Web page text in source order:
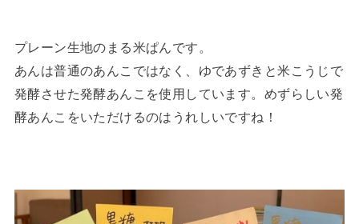
プレーン生地のまる米ぱんです。
あんは普通のあんこではなく、ゆであずきと米こうじで
発酵させた発酵あんこを使用しています。めずらしい発
酵あんこをいただけるのはうれしいですね！